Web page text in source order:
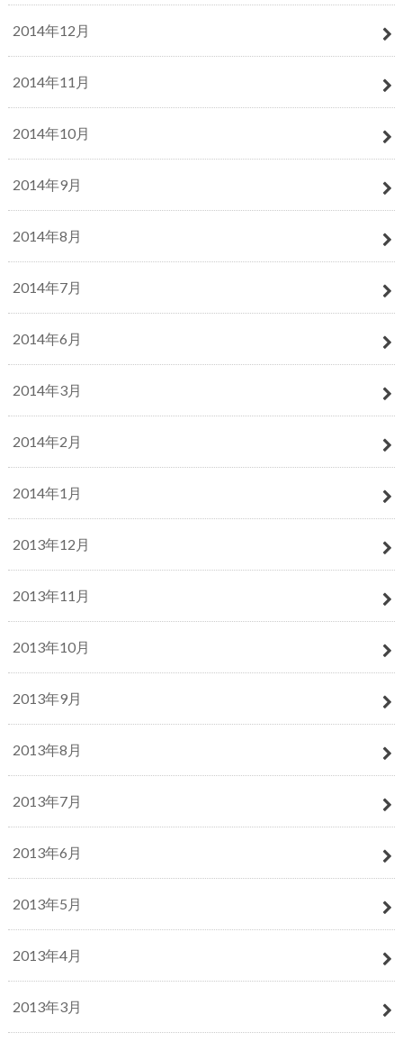
2014年12月
2014年11月
2014年10月
2014年9月
2014年8月
2014年7月
2014年6月
2014年3月
2014年2月
2014年1月
2013年12月
2013年11月
2013年10月
2013年9月
2013年8月
2013年7月
2013年6月
2013年5月
2013年4月
2013年3月